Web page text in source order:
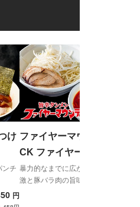
け
ンチ
円
ファイヤーマウンテン
CK ファイヤー頂つけ麺
暴力的なまでに広がる辛さの刺
激と豚バラ肉の旨味と味噌のコ